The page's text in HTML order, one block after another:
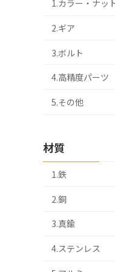
1.カラー・ナッ
2.ギア
3.ボルト
4.高精度パーツ
5.その他
材質
1.鉄
2.銅
3.真鍮
4.ステンレス